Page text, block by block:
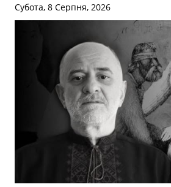
Субота, 8 Серпня, 2026